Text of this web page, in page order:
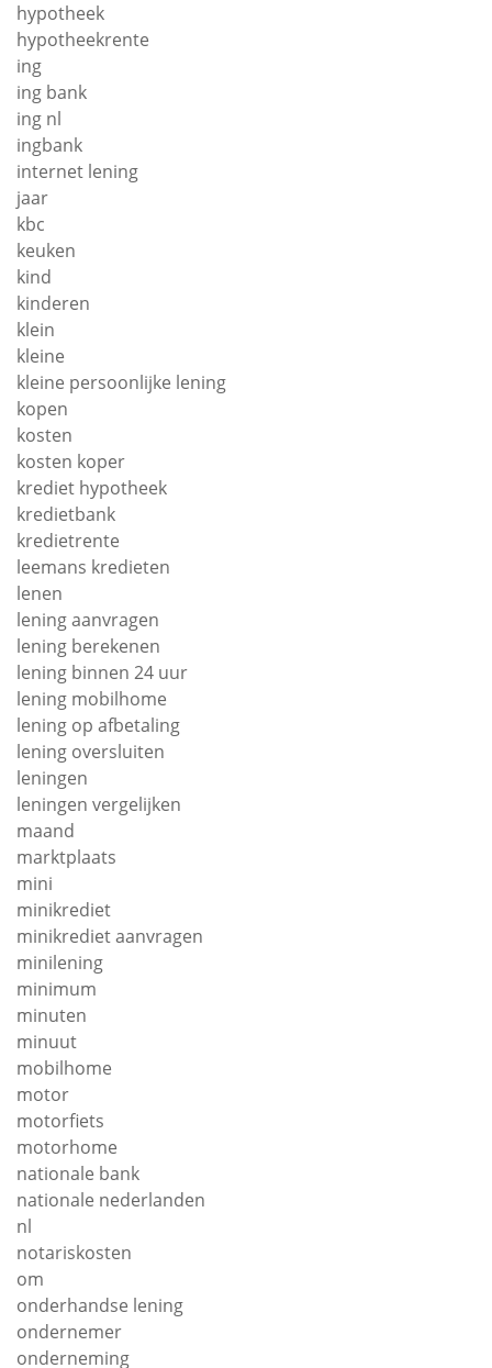
hypotheek
hypotheekrente
ing
ing bank
ing nl
ingbank
internet lening
jaar
kbc
keuken
kind
kinderen
klein
kleine
kleine persoonlijke lening
kopen
kosten
kosten koper
krediet hypotheek
kredietbank
kredietrente
leemans kredieten
lenen
lening aanvragen
lening berekenen
lening binnen 24 uur
lening mobilhome
lening op afbetaling
lening oversluiten
leningen
leningen vergelijken
maand
marktplaats
mini
minikrediet
minikrediet aanvragen
minilening
minimum
minuten
minuut
mobilhome
motor
motorfiets
motorhome
nationale bank
nationale nederlanden
nl
notariskosten
om
onderhandse lening
ondernemer
onderneming